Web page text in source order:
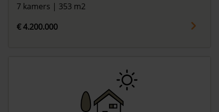
7 kamers | 353 m2
€ 4.200.000